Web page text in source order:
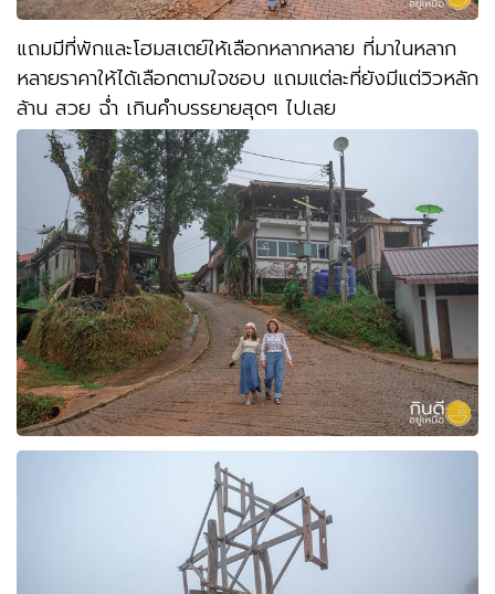
แถมมีที่พักและโฮมสเตย์ให้เลือกหลากหลาย ที่มาในหลาก
หลายราคาให้ได้เลือกตามใจชอบ แถมแต่ละที่ยังมีแต่วิวหลัก
ล้าน สวย ฉ่ำ เกินคำบรรยายสุดๆ ไปเลย